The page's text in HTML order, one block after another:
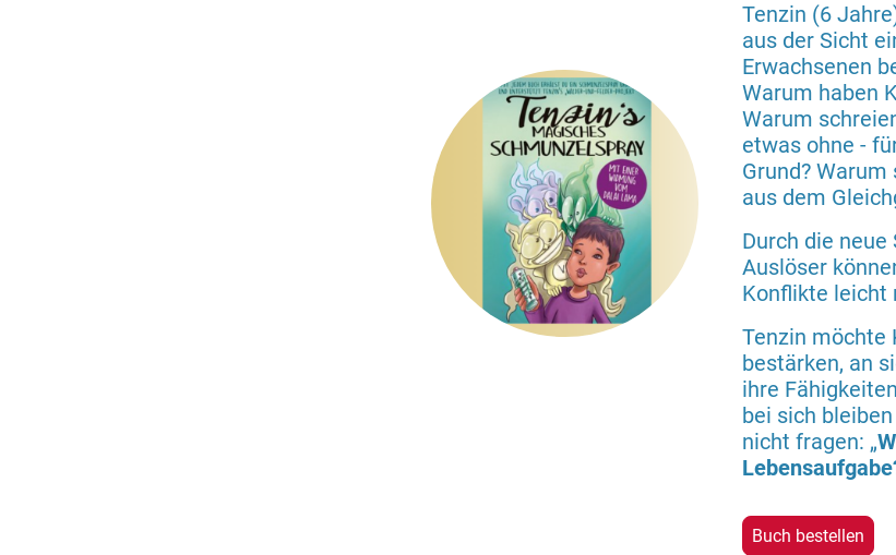
Tenzin (6
aus der Sicht
Erwachsenen
Warum haben
Warum
etwas ohne -
Grund?
aus dem
Durch die
Auslöser
Konflikte leicht
Tenzin möchte
bestärken, an
ihre
bei sich
nicht fragen: „
Buch bestellen